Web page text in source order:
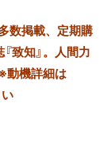
数掲載、定期購
致知』。人間力
動機詳細は